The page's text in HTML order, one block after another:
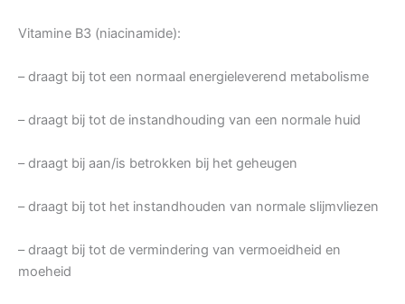
Vitamine B3 (niacinamide):
– draagt bij tot een normaal energieleverend metabolisme
– draagt bij tot de instandhouding van een normale huid
– draagt bij aan/is betrokken bij het geheugen
– draagt bij tot het instandhouden van normale slijmvliezen
– draagt bij tot de vermindering van vermoeidheid en
moeheid